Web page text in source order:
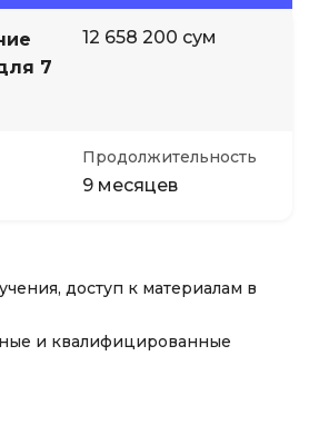
7
12 658 200 сум
Продолжительность
9 месяцев
доступ к материалам в
и квалифицированные